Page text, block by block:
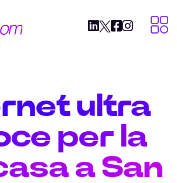
ultra
per la
a San